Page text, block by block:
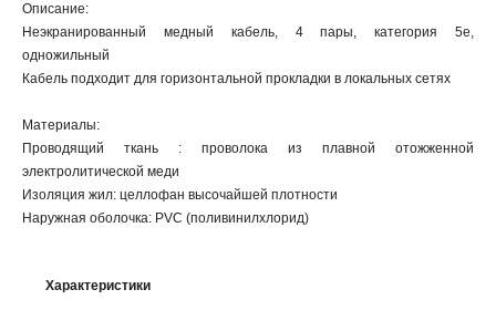
Описание:
Неэкранированный медный кабель, 4 пары, категория 5е,
одножильный
Кабель подходит для горизонтальной прокладки в локальных сетях
Материалы:
Проводящий ткань : проволока из плавной отожженной
электролитической меди
Изоляция жил: целлофан высочайшей плотности
Наружная оболочка: PVC (поливинилхлорид)
Характеристики